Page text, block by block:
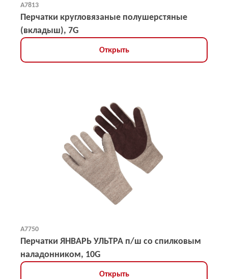
А7813
Перчатки кругловязаные полушерстяные
(вкладыш), 7G
Открыть
А7750
Перчатки ЯНВАРЬ УЛЬТРА п/ш со спилковым
наладонником, 10G
Открыть